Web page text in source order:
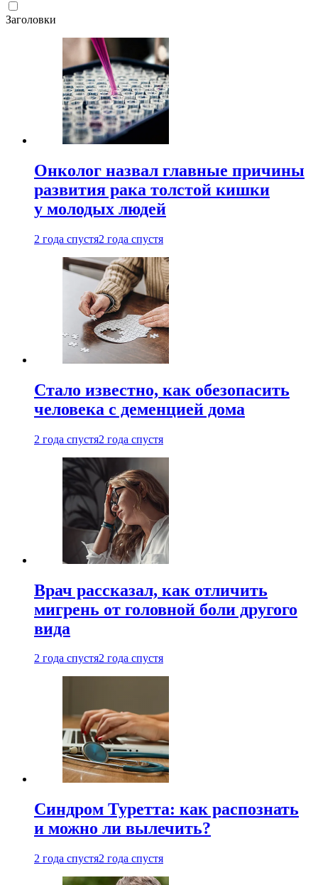
Заголовки
Онколог назвал главные причины
развития рака толстой кишки
у молодых людей
2 года спустя2 года спустя
Стало известно, как обезопасить
человека с деменцией дома
2 года спустя2 года спустя
Врач рассказал, как отличить
мигрень от головной боли другого
вида
2 года спустя2 года спустя
Синдром Туретта: как распознать
и можно ли вылечить?
2 года спустя2 года спустя